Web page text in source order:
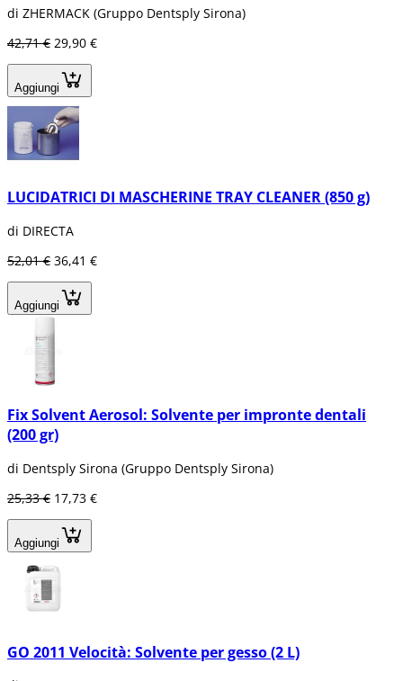
di ZHERMACK (Gruppo Dentsply Sirona)
42,71 € 29,90 €
Aggiungi
LUCIDATRICI DI MASCHERINE TRAY CLEANER (850 g)
di DIRECTA
52,01 € 36,41 €
Aggiungi
Fix Solvent Aerosol: Solvente per impronte dentali
(200 gr)
di Dentsply Sirona (Gruppo Dentsply Sirona)
25,33 € 17,73 €
Aggiungi
GO 2011 Velocità: Solvente per gesso (2 L)